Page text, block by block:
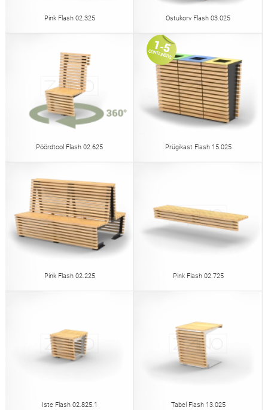
Pergoolid Piirdeaiad
Puukaitsjad Infotahvlid
Söötjad Laternad
Ketid Märkide postid
Desinfitseerimisjaamad
prantsuse hispaania
soome
läti leedu
norra bokmål
eesti
Pink Flash 02.325 Ostukorv Flash 03.025
Pöördtool Flash 02.625 Prügikast Flash 15.025
Pink Flash 02.225 Pink Flash 02.725
Iste Flash 02.825.1 Tabel Flash 13.025